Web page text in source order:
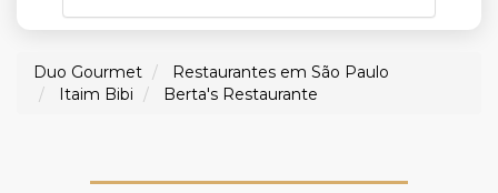
Duo Gourmet
Restaurantes em São Paulo
Itaim Bibi
Berta's Restaurante